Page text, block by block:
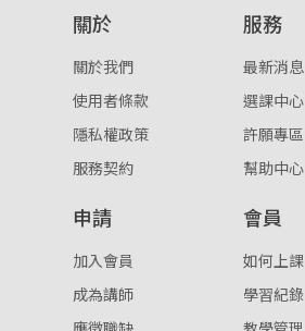
關於
關於我們
使用者條款
隱私權政策
服務契約
服務
最新消息
選課中心
許願專區
幫助中心
申請
加入會員
成為講師
會員
如何上課
學習紀錄